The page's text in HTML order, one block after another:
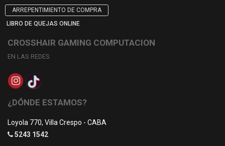
ARREPENTIMIENTO DE COMPRA
LIBRO DE QUEJAS ONLINE
CROSSHAIR GAMING COMPUTACION
EN LAS REDES
¿DÓNDE ESTAMOS?
Loyola 770, Villa Crespo - CABA
5243 1542